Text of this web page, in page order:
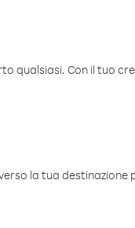
qualsiasi. Con il tuo
la tua